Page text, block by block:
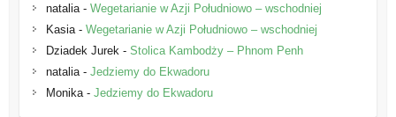
natalia- Wegetarianie w Azji Południowo – wschodniej
Kasia- Wegetarianie w Azji Południowo – wschodniej
Dziadek Jurek - Stolica Kambodży – Phnom Penh
natalia- Jedziemy do Ekwadoru
Monika- Jedziemy do Ekwadoru